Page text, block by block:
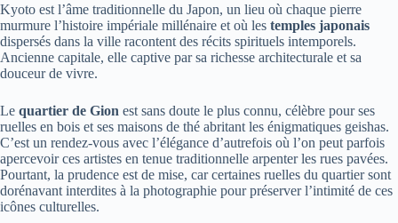
Kyoto est l’âme traditionnelle du Japon, un lieu où chaque pierre
murmure l’histoire impériale millénaire et où les temples japonais
dispersés dans la ville racontent des récits spirituels intemporels.
Ancienne capitale, elle captive par sa richesse architecturale et sa
douceur de vivre.
Le quartier de Gion est sans doute le plus connu, célèbre pour ses
ruelles en bois et ses maisons de thé abritant les énigmatiques geishas.
C’est un rendez-vous avec l’élégance d’autrefois où l’on peut parfois
apercevoir ces artistes en tenue traditionnelle arpenter les rues pavées.
Pourtant, la prudence est de mise, car certaines ruelles du quartier sont
dorénavant interdites à la photographie pour préserver l’intimité de ces
icônes culturelles.